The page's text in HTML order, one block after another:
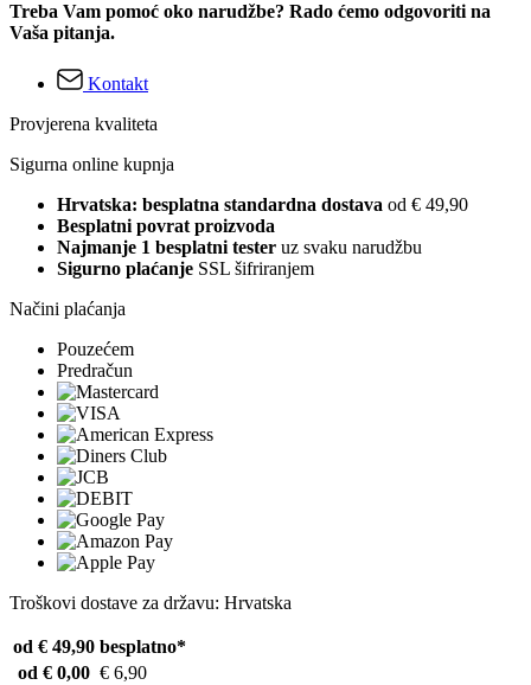
Treba Vam pomoć oko narudžbe? Rado ćemo odgovoriti na
Vaša pitanja.
Kontakt
Provjerena kvaliteta
Sigurna online kupnja
Hrvatska: besplatna standardna dostava od € 49,90
Besplatni povrat proizvoda
Najmanje 1 besplatni tester uz svaku narudžbu
Sigurno plaćanje SSL šifriranjem
Načini plaćanja
Pouzećem
Predračun
Troškovi dostave za državu: Hrvatska
od € 49,90 besplatno*
od € 0,00 € 6,90